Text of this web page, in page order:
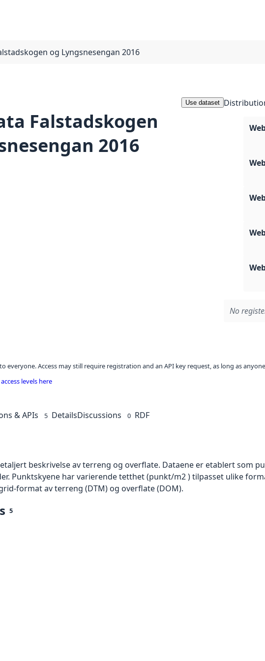
og Lyngsnesengan 2016
Falstadskogen
2016
Use dataset
No
everyone. Access may still require registration and an API key request, as long as
levels here
& APIs 5 DetailsDiscussions 0 RDF
beskrivelse av terreng og overflate. Dataene er etablert som
Punktskyene har varierende tetthet (punkt/m2 ) tilpasset ulike
format av terreng (DTM) og overflate (DOM).
5